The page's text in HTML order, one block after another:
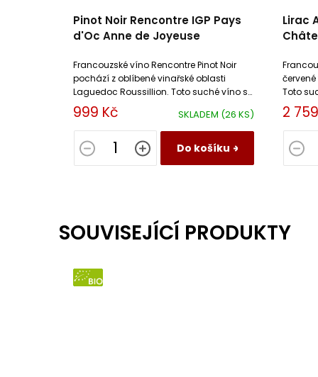
Pinot Noir Rencontre IGP Pays
d'Oc Anne de Joyeuse
SKLADEM (26 KS)
999 Kč
Do košíku
Francouzské víno Rencontre Pinot Noir
pochází z oblíbené vinařské oblasti
Laguedoc Roussillion. Toto suché víno si
oblíbíte díky elegantní vůni se svěžím
chuťovým závěrem.
Lirac
2
Toto
v závěru.
SOUVISEJÍCÍ PRODUKTY